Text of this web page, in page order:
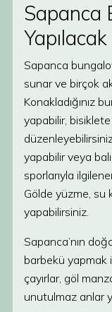
Sapanca
Sapanca
sunar ve birçok
Konakladığınız
yapabilir,
yapabilir veya
sporlarıyla
Gölde yüzme, su
yapabilirsiniz.
Sapanca’nın
barbekü yapmak
çayırlar, göl
unutulmaz anlar